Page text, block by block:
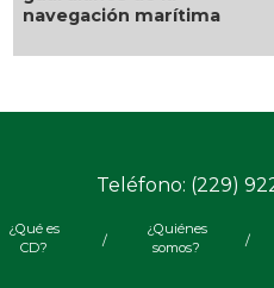
marítima
El
Teléfono: (229)
¿Qué es
CD?
/
¿Quiénes
somos?
/